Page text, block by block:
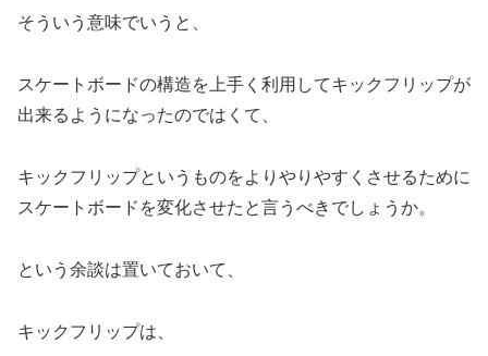
そういう意味でいうと、
スケートボードの構造を上手く利用してキックフリップが
出来るようになったのではくて、
キックフリップというものをよりやりやすくさせるために
スケートボードを変化させたと言うべきでしょうか。
という余談は置いておいて、
キックフリップは、